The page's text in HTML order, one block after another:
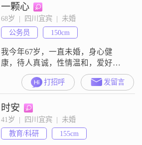
庭，觉得相互尊重是相处的基础
##3002##闲暇时间我喜欢去露营，
也打得一手好台球##3002##我找另
一半最看重的就是相互尊重，希望
能
一颗心
68岁  |  四川宜宾  |  未婚
公务员
150cm
我今年67岁，一直未婚，身心健
康，待人真诚，性情温和，爱好阅
读、听音乐、打乒乓球，注重健康
生活。向往一种安稳温暖的婚姻关
系，日常相互关心，分享生活的点
点滴滴，共同经历岁月变迁。目前
居住在弟弟和弟媳家中，本人无房
产，经济普通，没有购房能力。希
望找一位真心看重人品与陪伴的伴
打招呼 发留言
时安
41岁  |  四川宜宾  |  未婚
教育/科研
155cm